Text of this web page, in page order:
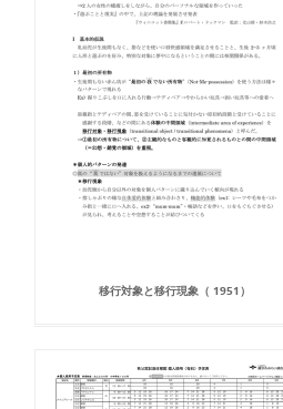
移行対象と移行現象（ 1951）